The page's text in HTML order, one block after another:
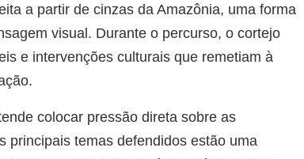
a partir de cinzas da Amazônia, uma forma
visual. Durante o percurso, o cortejo
e intervenções culturais que remetiam à
colocar pressão direta sobre as
principais temas defendidos estão uma